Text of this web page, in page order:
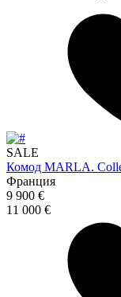
SALE
Комод MARLA.
Франция
9 900 €
11 000 €